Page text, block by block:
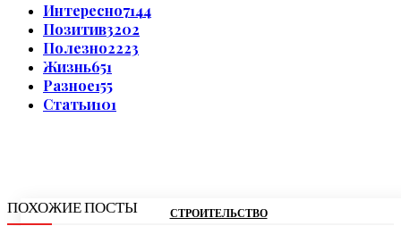
Интересно7144
Позитив3202
Полезно2223
Жизнь651
Разное155
Статьи101
ПОХОЖИЕ ПОСТЫ СТРОИТЕЛЬСТВО